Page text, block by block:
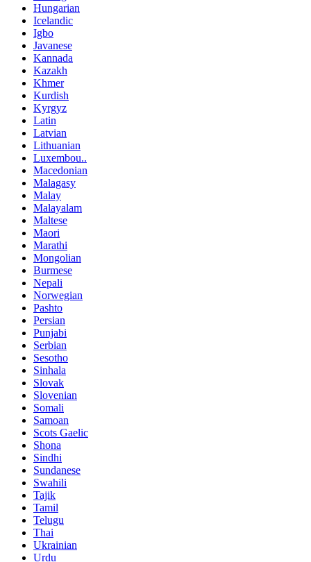
Hungarian
Icelandic
Igbo
Javanese
Kannada
Kazakh
Khmer
Kurdish
Kyrgyz
Latin
Latvian
Lithuanian
Luxembou..
Macedonian
Malagasy
Malay
Malayalam
Maltese
Maori
Marathi
Mongolian
Burmese
Nepali
Norwegian
Pashto
Persian
Punjabi
Serbian
Sesotho
Sinhala
Slovak
Slovenian
Somali
Samoan
Scots Gaelic
Shona
Sindhi
Sundanese
Swahili
Tajik
Tamil
Telugu
Thai
Ukrainian
Urdu